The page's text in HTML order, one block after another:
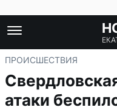
ПРОИСШЕСТВИЯ
атаки